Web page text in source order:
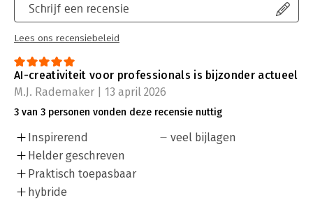
Schrijf een recensie
Lees ons recensiebeleid
AI-creativiteit voor professionals is bijzonder actueel
M.J. Rademaker | 13 april 2026
3 van 3 personen vonden deze recensie nuttig
Inspirerend
Helder geschreven
Praktisch toepasbaar
hybride
veel bijlagen